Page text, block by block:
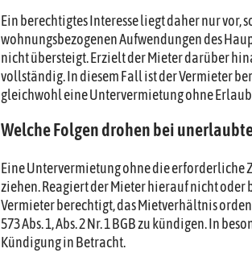
Ein berechtigtes Interesse liegt daher nur
wohnungsbezogenen Aufwendungen des
nicht übersteigt. Erzielt der Mieter darüber
vollständig. In diesem Fall ist der Vermieter
gleichwohl eine Untervermietung ohne
Welche Folgen drohen bei
Eine Untervermietung ohne die erforderliche
ziehen. Reagiert der Mieter hierauf nicht
Vermieter berechtigt, das Mietverhältnis
573 Abs. 1, Abs. 2 Nr. 1 BGB zu kündigen. In
Kündigung in Betracht.